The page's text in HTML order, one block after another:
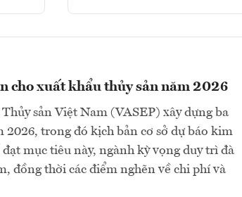
cho xuất khẩu thủy sản năm 2026
sản Việt Nam (VASEP) xây dựng ba
2026, trong đó kịch bản cơ sở dự báo kim
mục tiêu này, ngành kỳ vọng duy trì đà
đồng thời các điểm nghẽn về chi phí và